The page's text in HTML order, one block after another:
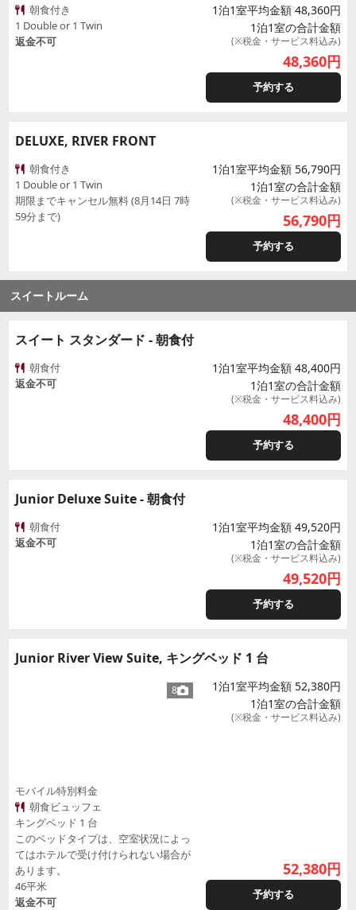
朝食付き
1 Double or 1 Twin
返金不可
1泊1室平均金額 48,360円
1泊1室の合計金額
(※税金・サービス料込み)
48,360円
予約する
DELUXE, RIVER FRONT
朝食付き
1 Double or 1 Twin
期限までキャンセル無料 (8月14日 7時
59分まで)
1泊1室平均金額 56,790円
1泊1室の合計金額
(※税金・サービス料込み)
56,790円
予約する
スイートルーム
スイート スタンダード - 朝食付
朝食付
返金不可
1泊1室平均金額 48,400円
1泊1室の合計金額
(※税金・サービス料込み)
48,400円
予約する
Junior Deluxe Suite - 朝食付
朝食付
返金不可
1泊1室平均金額 49,520円
1泊1室の合計金額
(※税金・サービス料込み)
49,520円
予約する
Junior River View Suite, キングベッド 1 台
8
モバイル特別料金
朝食ビュッフェ
キングベッド 1 台
このベッドタイプは、空室状況によっ
てはホテルで受け付けられない場合が
あります。
46平米
返金不可
1泊1室平均金額 52,380円
1泊1室の合計金額
(※税金・サービス料込み)
52,380円
予約する